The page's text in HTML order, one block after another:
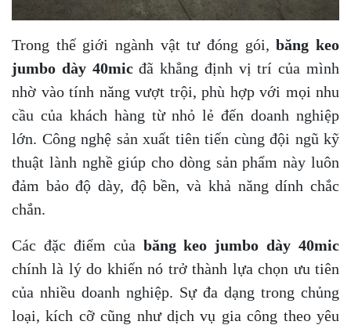
Trong thế giới ngành vật tư đóng gói,băng keo
jumbo dày 40micđã khẳng định vị trí của mình
nhờ vào tính năng vượt trội, phù hợp với mọi nhu
cầu của khách hàng từ nhỏ lẻ đến doanh nghiệp
lớn. Công nghệ sản xuất tiên tiến cùng đội ngũ kỹ
thuật lành nghề giúp cho dòng sản phẩm này luôn
đảm bảo độ dày, độ bền, và khả năng dính chắc
chắn.
Các đặc điểm của băng keo jumbo dày 40mic
chính là lý do khiến nó trở thành lựa chọn ưu tiên
của nhiều doanh nghiệp. Sự đa dạng trong chủng
loại, kích cỡ cũng như dịch vụ gia công theo yêu